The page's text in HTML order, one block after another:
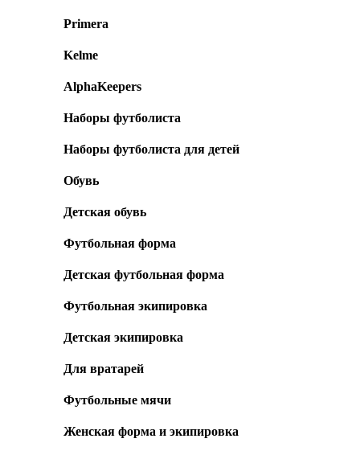
Primera
Kelme
AlphaKeepers
Наборы футболиста
Наборы футболиста для детей
Обувь
Детская обувь
Футбольная форма
Детская футбольная форма
Футбольная экипировка
Детская экипировка
Для вратарей
Футбольные мячи
Женская форма и экипировка